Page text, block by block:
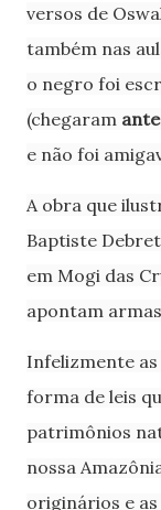
versos de
também nas
o negro foi
(chegaram
e não foi
A obra que
Baptiste
em Mogi das
apontam
Infelizmente
forma de leis
patrimônios
nossa
originários e